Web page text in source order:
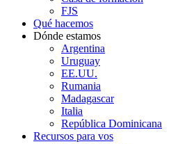
FJS
Qué hacemos
Dónde estamos
Argentina
Uruguay
EE.UU.
Rumania
Madagascar
Italia
República Dominicana
Recursos para vos